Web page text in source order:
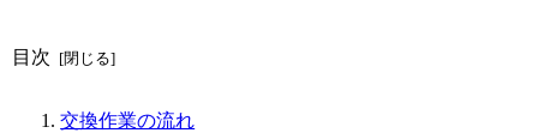
目次
交換作業の流れ